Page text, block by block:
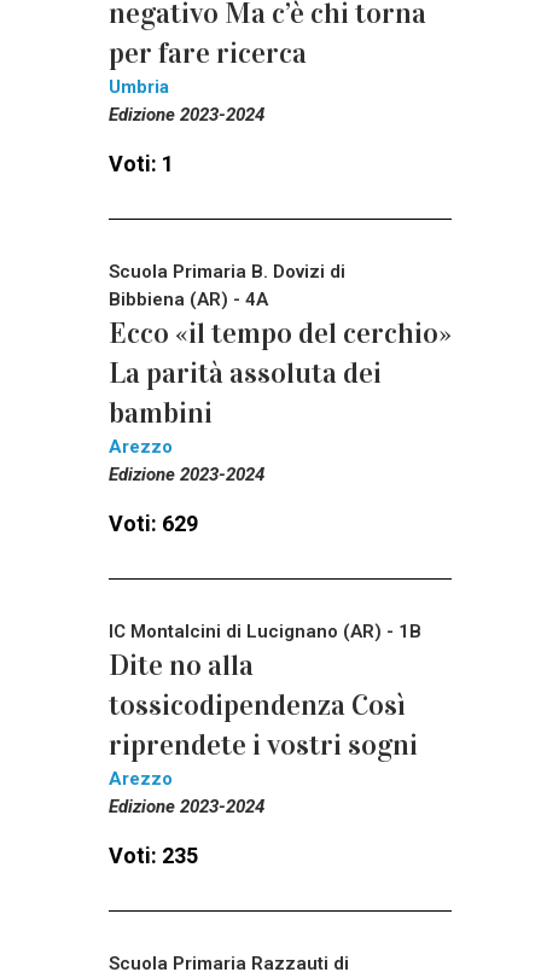
negativo Ma c’è chi torna
per fare ricerca
Umbria
Edizione 2023-2024
Voti: 1
Scuola Primaria B. Dovizi di
Bibbiena (AR) - 4A
Ecco «il tempo del cerchio»
La parità assoluta dei
bambini
Arezzo
Edizione 2023-2024
Voti: 629
IC Montalcini di Lucignano (AR) - 1B
Dite no alla
tossicodipendenza Così
riprendete i vostri sogni
Arezzo
Edizione 2023-2024
Voti: 235
Scuola Primaria Razzauti di